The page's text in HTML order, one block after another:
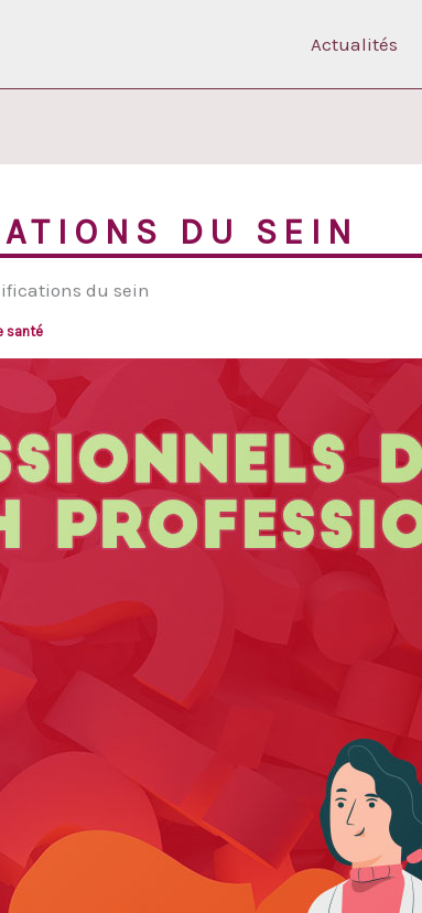
Actualités
DU SEIN
du sein
santé